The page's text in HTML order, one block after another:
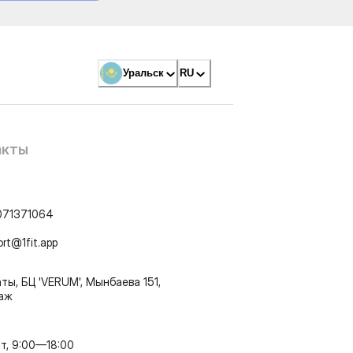
Уральск RU
БЦ 'VERUM', Мынбаева 151,
9:00—18:00